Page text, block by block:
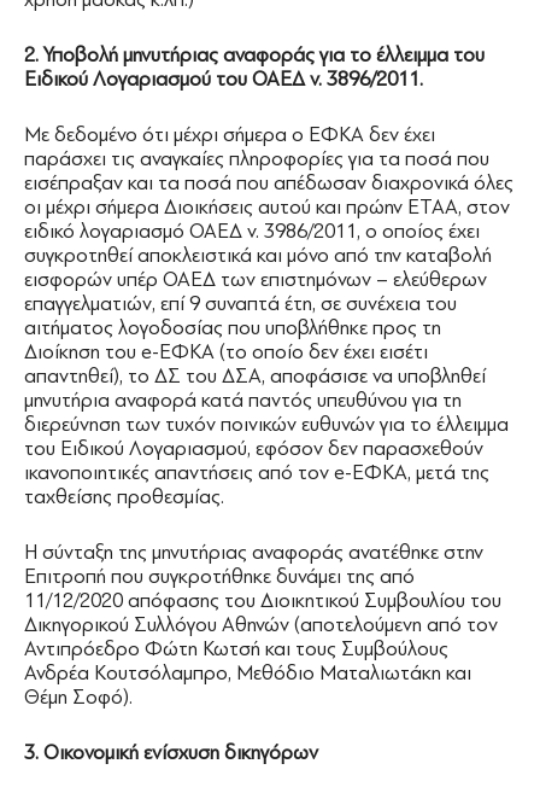
2. Υποβολή μηνυτήριας αναφοράς για το έλλειμμα του
Ειδικού Λογαριασμού του ΟΑΕΔ ν. 3896/2011.
Με δεδομένο ότι μέχρι σήμερα ο ΕΦΚΑ δεν έχει
παράσχει τις αναγκαίες πληροφορίες για τα ποσά που
εισέπραξαν και τα ποσά που απέδωσαν διαχρονικά όλες
οι μέχρι σήμερα Διοικήσεις αυτού και πρώην ΕΤΑΑ, στον
ειδικό λογαριασμό ΟΑΕΔ ν. 3986/2011, ο οποίος έχει
συγκροτηθεί αποκλειστικά και μόνο από την καταβολή
εισφορών υπέρ ΟΑΕΔ των επιστημόνων – ελεύθερων
επαγγελματιών, επί 9 συναπτά έτη, σε συνέχεια του
αιτήματος λογοδοσίας που υποβλήθηκε προς τη
Διοίκηση του e-ΕΦΚΑ (το οποίο δεν έχει εισέτι
απαντηθεί), το ΔΣ του ΔΣΑ, αποφάσισε να υποβληθεί
μηνυτήρια αναφορά κατά παντός υπευθύνου για τη
διερεύνηση των τυχόν ποινικών ευθυνών για το έλλειμμα
του Ειδικού Λογαριασμού, εφόσον δεν παρασχεθούν
ικανοποιητικές απαντήσεις από τον e-ΕΦΚΑ, μετά της
ταχθείσης προθεσμίας.
Η σύνταξη της μηνυτήριας αναφοράς ανατέθηκε στην
Επιτροπή που συγκροτήθηκε δυνάμει της από
11/12/2020 απόφασης του Διοικητικού Συμβουλίου του
Δικηγορικού Συλλόγου Αθηνών (αποτελούμενη από τον
Αντιπρόεδρο Φώτη Κωτσή και τους Συμβούλους
Ανδρέα Κουτσόλαμπρο, Μεθόδιο Ματαλιωτάκη και
Θέμη Σοφό).
3. Οικονομική ενίσχυση δικηγόρων